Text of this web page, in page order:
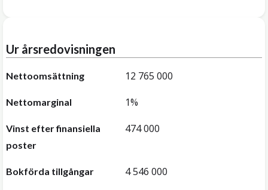
Ur årsredovisningen
Nettoomsättning 12 765 000
Nettomarginal 1%
Vinst efter finansiella
poster
474 000
Bokförda tillgångar 4 546 000